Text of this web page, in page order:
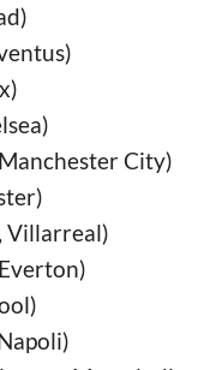
City)
Villarreal)